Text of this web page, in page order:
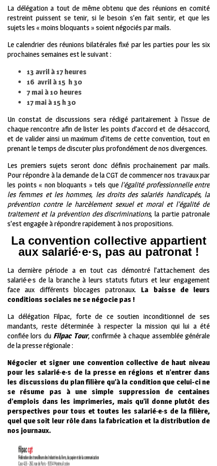
La délégation a tout de même obtenu que des réunions en comité
restreint puissent se tenir, si le besoin s’en fait sentir, et que les
sujets les « moins bloquants » soient négociés par mails.
Le calendrier des réunions bilatérales fixé par les parties pour les six
prochaines semaines est le suivant :
13 avril à 17 heures
16 avril à 15 h 30
7 mai à 10 heures
17 mai à 15 h 30
Un constat de discussions sera rédigé paritairement à l’issue de
chaque rencontre afin de lister les points d’accord et de désaccord,
et de valider ainsi un maximum d’items de cette convention, tout en
prenant le temps de discuter plus profondément de nos divergences.
Les premiers sujets seront donc définis prochainement par mails.
Pour répondre à la demande de la CGT de commencer nos travaux par
les points « non bloquants » tels que l’égalité professionnelle entre
les femmes et les hommes, les droits des salariés handicapés, la
prévention contre le harcèlement sexuel et moral et l’égalité de
traitement et la prévention des discriminations, la partie patronale
s’est engagée à répondre rapidement à nos propositions.
La convention collective appartient
aux salarié·e·s, pas au patronat !
La dernière période a en tout cas démontré l’attachement des
salarié·e·s de la branche à leurs statuts futurs et leur engagement
face aux différents blocages patronaux. La baisse de leurs
conditions sociales ne se négocie pas !
La délégation Filpac, forte de ce soutien inconditionnel de ses
mandants, reste déterminée à respecter la mission qui lui a été
confiée lors du Filpac Tour, confirmée à chaque assemblée générale
de la presse régionale :
Négocier et signer une convention collective de haut niveau
pour les salarié·e·s de la presse en régions et n’entrer dans
les discussions du plan filière qu’à la condition que celui-ci ne
se résume pas à une simple suppression de centaines
d’emplois dans les imprimeries, mais qu’il donne plutôt des
perspectives pour tous et toutes les salarié·e·s de la filière,
quel que soit leur rôle dans la fabrication et la distribution de
nos journaux.